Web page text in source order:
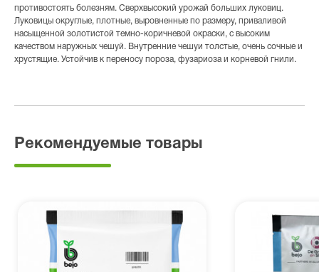
противостоять болезням. Сверхвысокий урожай больших луковиц.
Луковицы округлые, плотные, выровненные по размеру, приваливой
насыщенной золотистой темно-коричневой окраски, с высоким
качеством наружных чешуй. Внутренние чешуи толстые, очень сочные и
хрустящие. Устойчив к переносу пороза, фузариоза и корневой гнили.
Рекомендуемые товары